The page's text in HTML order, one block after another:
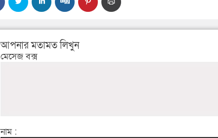
আপনার মতামত লিখুন
মেসেজ বক্স
নাম :